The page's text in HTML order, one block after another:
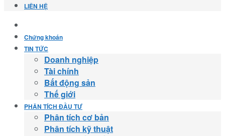
LIÊN HỆ
Chứng khoán
TIN TỨC
Doanh nghiệp
Tài chính
Bất động sản
Thế giới
PHÂN TÍCH ĐẦU TƯ
Phân tích cơ bản
Phân tích kỹ thuật